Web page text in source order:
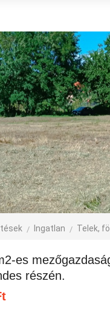
Ingatlan Telek,
részén.